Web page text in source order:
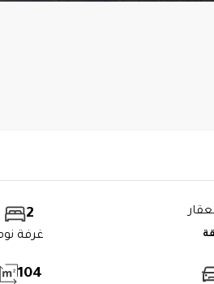
2
غرفة
104